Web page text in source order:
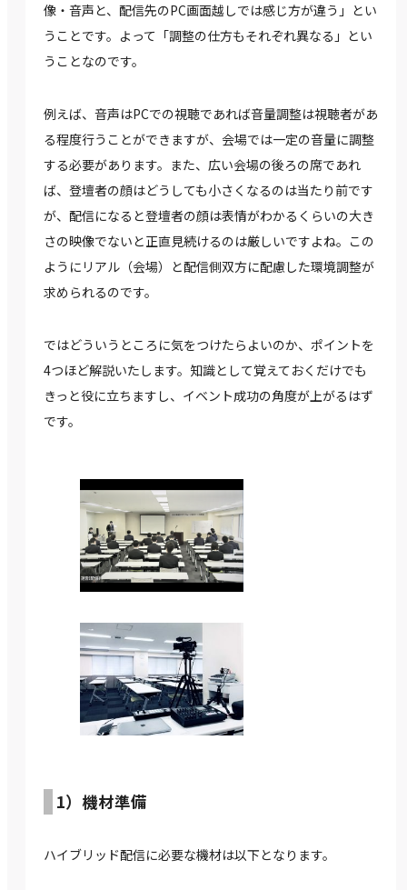
像・音声と、配信先のPC画面越しでは感じ方が違う」とい
うことです。よって「調整の仕方もそれぞれ異なる」とい
うことなのです。
例えば、音声はPCでの視聴であれば音量調整は視聴者があ
る程度行うことができますが、会場では一定の音量に調整
する必要があります。また、広い会場の後ろの席であれ
ば、登壇者の顔はどうしても小さくなるのは当たり前です
が、配信になると登壇者の顔は表情がわかるくらいの大き
さの映像でないと正直見続けるのは厳しいですよね。この
ようにリアル（会場）と配信側双方に配慮した環境調整が
求められるのです。
ではどういうところに気をつけたらよいのか、ポイントを
4つほど解説いたします。知識として覚えておくだけでも
きっと役に立ちますし、イベント成功の角度が上がるはず
です。
1）機材準備
ハイブリッド配信に必要な機材は以下となります。